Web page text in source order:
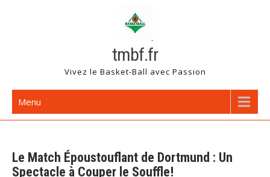
tmbf.fr
Vivez le Basket-Ball avec Passion
Menu
Le Match Époustouflant de Dortmund : Un
Spectacle à Couper le Souffle!